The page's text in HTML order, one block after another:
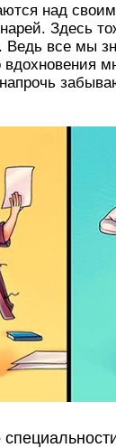
над
Здесь
Ведь все мы
вдохновения